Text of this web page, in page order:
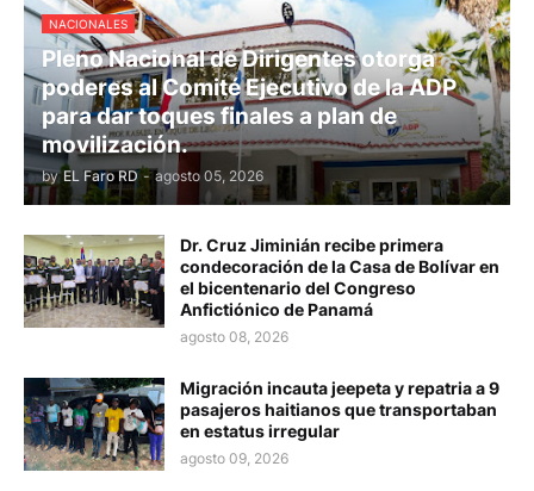
NACIONALES
Pleno Nacional de Dirigentes otorga
poderes al Comité Ejecutivo de la ADP
para dar toques finales a plan de
movilización.
by EL Faro RD - agosto 05, 2026
Dr. Cruz Jiminián recibe primera
condecoración de la Casa de Bolívar en
el bicentenario del Congreso
Anfictiónico de Panamá
agosto 08, 2026
Migración incauta jeepeta y repatria a 9
pasajeros haitianos que transportaban
en estatus irregular
agosto 09, 2026